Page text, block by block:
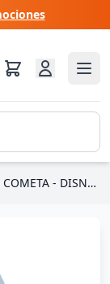
DONALD CON UNA COMETA - DISNEY TRADITIONS